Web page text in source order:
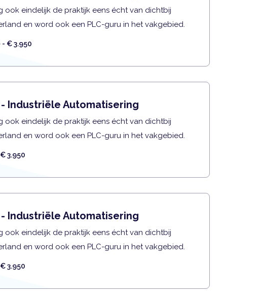
eindelijk de praktijk eens écht van dichtbij
en word ook een PLC-guru in het vakgebied.
- € 3.950
Industriële Automatisering
eindelijk de praktijk eens écht van dichtbij
en word ook een PLC-guru in het vakgebied.
3.950
Industriële Automatisering
eindelijk de praktijk eens écht van dichtbij
en word ook een PLC-guru in het vakgebied.
3.950